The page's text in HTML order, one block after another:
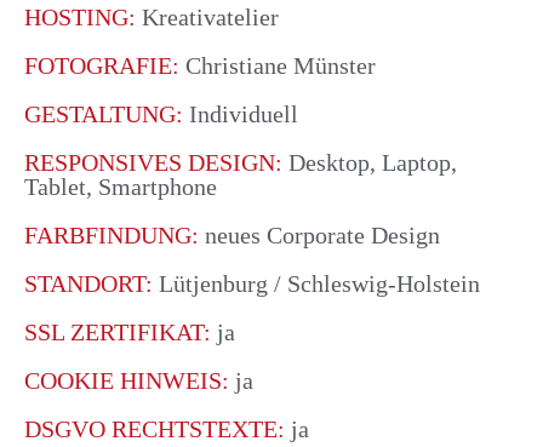
HOSTING: Kreativatelier
FOTOGRAFIE: Christiane Münster
GESTALTUNG: Individuell
RESPONSIVES DESIGN: Desktop, Laptop,
Tablet, Smartphone
FARBFINDUNG: neues Corporate Design
STANDORT: Lütjenburg / Schleswig-Holstein
SSL ZERTIFIKAT: ja
COOKIE HINWEIS: ja
DSGVO RECHTSTEXTE: ja